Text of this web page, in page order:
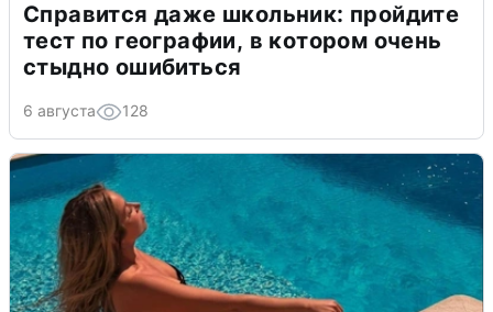
Справится даже школьник: пройдите
тест по географии, в котором очень
стыдно ошибиться
6 августа 128